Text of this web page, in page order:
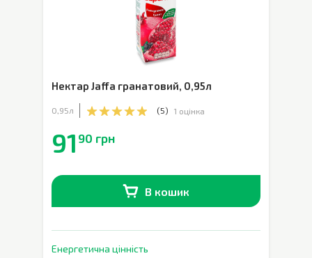
Нектар Jaffa гранатовий, 0,95л
0,95л (5) 1 оцінка
91 90 грн
В кошик
Енергетична цінність